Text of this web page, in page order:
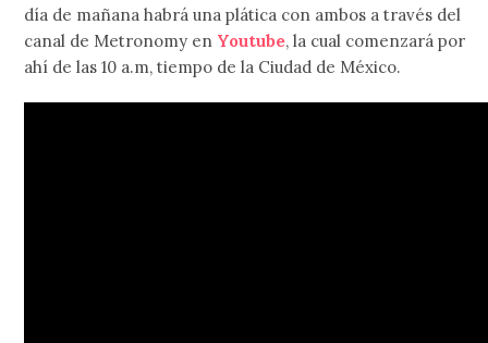
día de mañana habrá una plática con ambos a través del
canal de Metronomy en Youtube, la cual comenzará por
ahí de las 10 a.m, tiempo de la Ciudad de México.